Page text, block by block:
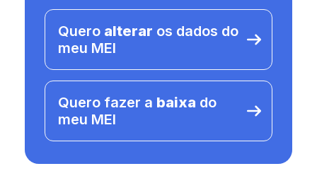
Quero alterar os dados do
meu MEI
Quero fazer a baixa do
meu MEI